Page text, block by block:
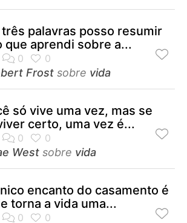
três palavras posso resumir
que aprendi sobre a...
Frost sobre vida
só vive uma vez, mas se
certo, uma vez é...
West sobre vida
encanto do casamento é
torna a vida uma...